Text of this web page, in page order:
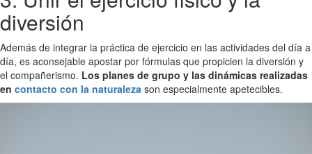
diversión
Además de integrar la práctica de ejercicio en las actividades del día a
día, es aconsejable apostar por fórmulas que propicien la diversión y
el compañerismo. Los planes de grupo y las dinámicas realizadas
en contacto con la naturaleza son especialmente apetecibles.